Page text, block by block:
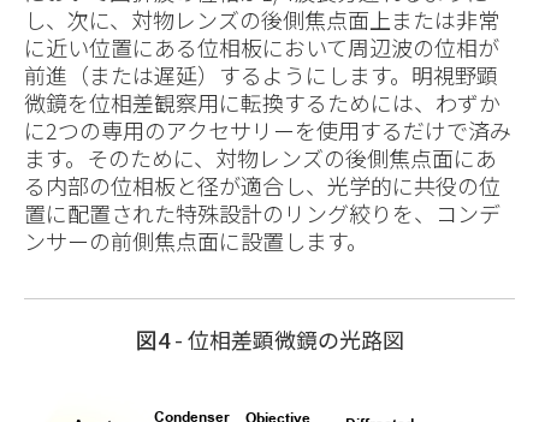
し、次に、対物レンズの後側焦点面上または非常
に近い位置にある位相板において周辺波の位相が
前進（または遅延）するようにします。明視野顕
微鏡を位相差観察用に転換するためには、わずか
に2つの専用のアクセサリーを使用するだけで済み
ます。そのために、対物レンズの後側焦点面にあ
る内部の位相板と径が適合し、光学的に共役の位
置に配置された特殊設計のリング絞りを、コンデ
ンサーの前側焦点面に設置します。
図4- 位相差顕微鏡の光路図